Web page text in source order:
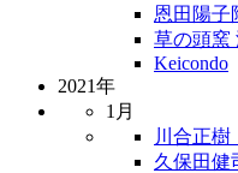
恩田陽子
草の頭
Keicondo
2021年
1月
川合正樹
久保田健